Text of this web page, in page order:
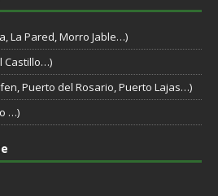
La Pared, Morro Jable…)
Castillo…)
Puerto del Rosario, Puerto Lajas…)
…)